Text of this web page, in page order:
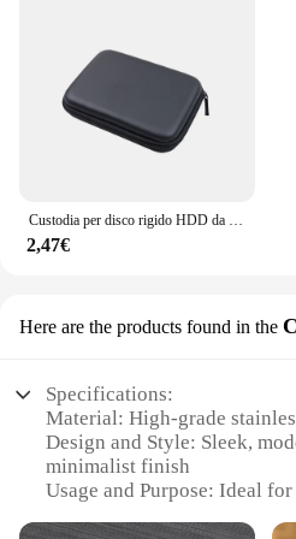
Custodia per disco rigido HDD da 2.5 ''VA Hard Disk Box custodia per disco rigido esterno per Hard Disk Power Bank Cable Heatset
2,47€
Here are the products found in the
Specifications:
Material: High-grade
Design and Style: Sleek,
minimalist finish
Usage and Purpose: Ideal